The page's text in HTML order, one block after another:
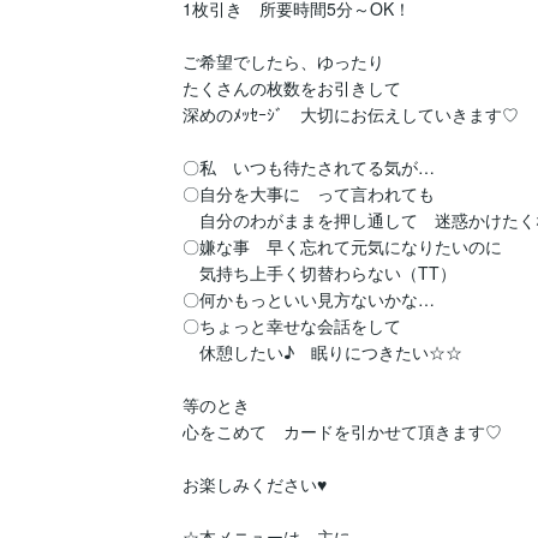
1枚引き　所要時間5分～OK！
ご希望でしたら、ゆったり
たくさんの枚数をお引きして
深めのﾒｯｾｰｼﾞ　大切にお伝えしていきます♡
〇私　いつも待たされてる気が…
〇自分を大事に　って言われても
自分のわがままを押し通して　迷惑かけた
〇嫌な事　早く忘れて元気になりたいのに
気持ち上手く切替わらない（TT）
〇何かもっといい見方ないかな…
〇ちょっと幸せな会話をして
休憩したい♪　眠りにつきたい☆☆
等のとき
心をこめて　カードを引かせて頂きます♡
お楽しみください♥